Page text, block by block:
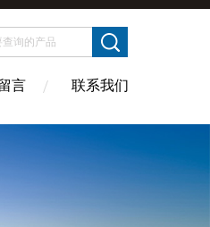
言 联系我们